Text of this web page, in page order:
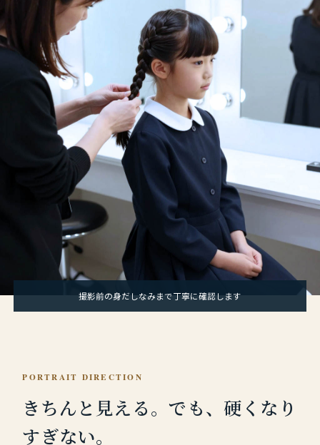
撮影前の身だしなみまで丁寧に確認します
PORTRAIT DIRECTION
きちんと見える。 でも、硬くなり
すぎない。